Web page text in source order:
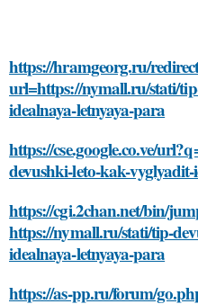
https://hramgeorg.ru/
url=https://nymall.ru/stati/
idealnaya-letnyaya-para
https://cse.google.co.ve/
devushki-leto-kak-
https://cgi.2chan.net/bin/
https://nymall.ru/stati/tip-
idealnaya-letnyaya-para
https://as-pp.ru/forum/